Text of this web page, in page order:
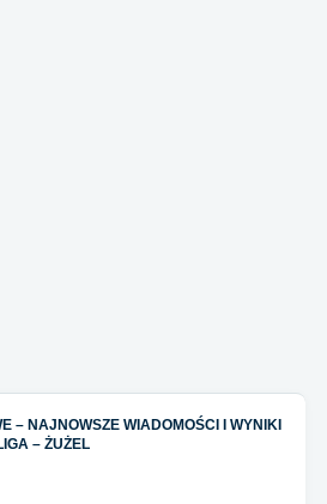
– NAJNOWSZE WIADOMOŚCI I WYNIKI
– ŻUŻEL